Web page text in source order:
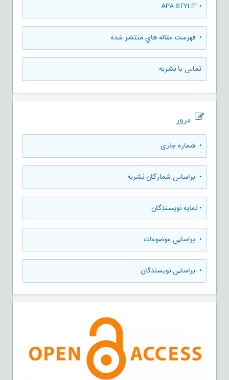
• َAPA STYLE
• فهرست مقاله هاي منتشر شده
تماس با نشریه
مرور
• شماره جاری
• براساس شمارگان نشریه
•نمایه نویسندگان
• براساس موضوعات
• براساس نویسندگان